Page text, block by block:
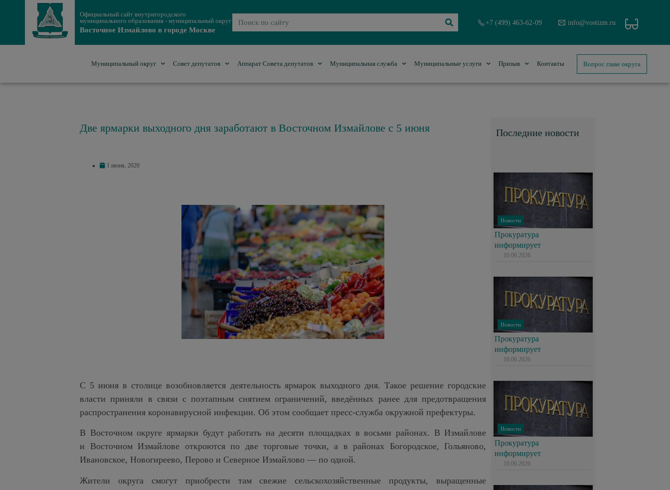
Официальный сайт внутригородского
муниципального образования - муниципальный округ
Восточное Измайлово в городе Москве
+7 (499) 463-62-09 info@vostizm.ru
Муниципальный округ Совет депутатов Аппарат Совета депутатов Муниципальная служба Муниципальные услуги Призыв Контакты Вопрос главе округа
Две ярмарки выходного дня заработают в Восточном Измайлове с 5 июня
1 июня, 2020
С 5 июня в столице возобновляется деятельность ярмарок выходного дня. Такое решение городские
власти приняли в связи с поэтапным снятием ограничений, введённых ранее для предотвращения
распространения коронавирусной инфекции. Об этом сообщает пресс-служба окружной префектуры.
В Восточном округе ярмарки будут работать на десяти площадках в восьми районах. В Измайлове
и Восточном Измайлове откроются по две торговые точки, а в районах Богородское, Гольяново,
Ивановское, Новогиреево, Перово и Северное Измайлово — по одной.
Жители округа смогут приобрести там свежие сельскохозяйственные продукты, выращенные
Последние новости
Новости
Прокуратура
информирует
10.06.2026
Новости
Прокуратура
информирует
10.06.2026
Новости
Прокуратура
информирует
10.06.2026